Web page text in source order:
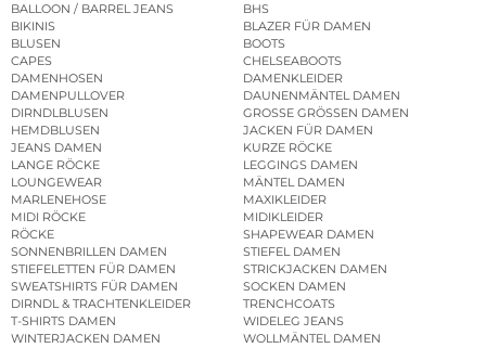
BALLOON / BARREL JEANS
BHS
BIKINIS
BLAZER FÜR DAMEN
BLUSEN
BOOTS
CAPES
CHELSEABOOTS
DAMENHOSEN
DAMENKLEIDER
DAMENPULLOVER
DAUNENMÄNTEL DAMEN
DIRNDLBLUSEN
GROSSE GRÖSSEN DAMEN
HEMDBLUSEN
JACKEN FÜR DAMEN
JEANS DAMEN
KURZE RÖCKE
LANGE RÖCKE
LEGGINGS DAMEN
LOUNGEWEAR
MÄNTEL DAMEN
MARLENEHOSE
MAXIKLEIDER
MIDI RÖCKE
MIDIKLEIDER
RÖCKE
SHAPEWEAR DAMEN
SONNENBRILLEN DAMEN
STIEFEL DAMEN
STIEFELETTEN FÜR DAMEN
STRICKJACKEN DAMEN
SWEATSHIRTS FÜR DAMEN
SOCKEN DAMEN
DIRNDL & TRACHTENKLEIDER
TRENCHCOATS
T-SHIRTS DAMEN
WIDELEG JEANS
WINTERJACKEN DAMEN
WOLLMÄNTEL DAMEN